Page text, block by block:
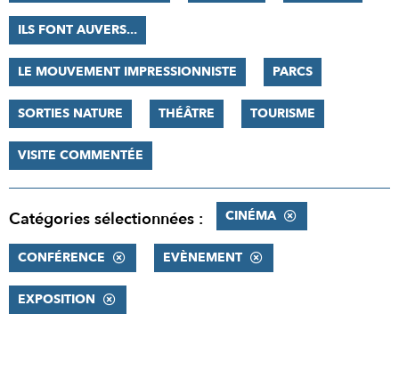
ILS FONT AUVERS...
LE MOUVEMENT IMPRESSIONNISTE PARCS
SORTIES NATURE THÉÂTRE TOURISME
VISITE COMMENTÉE
Catégories sélectionnées : CINÉMA
CONFÉRENCE EVÈNEMENT
EXPOSITION